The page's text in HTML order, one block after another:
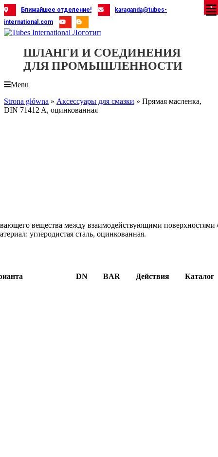
Skip
to
content
Ближайшее отделение!
karaganda@tubes-
international.com
ШЛАНГИ И СОЕДИНЕНИЯ
ДЛЯ ПРОМЫШЛЕННОСТИ
Menu
Strona główna » Аксессуары для смазки » Прямая масленка,
DIN 71412 A, оцинкованная
вещества между взаимодействующими поверхностями
углеродистая сталь, оцинкованная.
DN BAR Действия Каталог
X
X
X
X
X
X
X
X
X
X
X
X
X
X
X
X
X
X
X